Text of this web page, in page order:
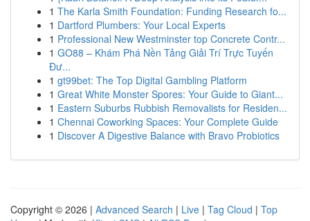
1 The Karla Smith Foundation: Funding Research fo...
1 Dartford Plumbers: Your Local Experts
1 Professional New Westminster top Concrete Contr...
1 GO88 – Khám Phá Nền Tảng Giải Trí Trực Tuyến
Đư...
1 gt99bet: The Top Digital Gambling Platform
1 Great White Monster Spores: Your Guide to Giant...
1 Eastern Suburbs Rubbish Removalists for Residen...
1 Chennai Coworking Spaces: Your Complete Guide
1 Discover A Digestive Balance with Bravo Probiotics
Copyright © 2026 | Advanced Search | Live | Tag Cloud | Top